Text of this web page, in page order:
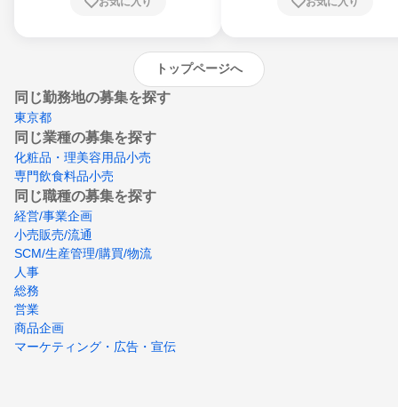
崎県、熊本県、大分県、宮崎県、鹿児島県、
トップページへ
同じ勤務地の募集を探す
東京都
同じ業種の募集を探す
化粧品・理美容用品小売
専門飲食料品小売
同じ職種の募集を探す
経営/事業企画
小売販売/流通
SCM/生産管理/購買/物流
人事
総務
営業
商品企画
マーケティング・広告・宣伝